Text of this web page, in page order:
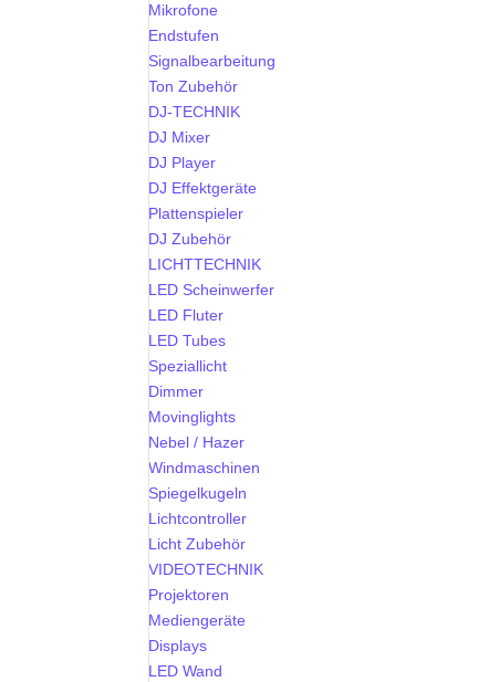
Mikrofone
Endstufen
Signalbearbeitung
Ton Zubehör
DJ-TECHNIK
DJ Mixer
DJ Player
DJ Effektgeräte
Plattenspieler
DJ Zubehör
LICHTTECHNIK
LED Scheinwerfer
LED Fluter
LED Tubes
Speziallicht
Dimmer
Movinglights
Nebel / Hazer
Windmaschinen
Spiegelkugeln
Lichtcontroller
Licht Zubehör
VIDEOTECHNIK
Projektoren
Mediengeräte
Displays
LED Wand